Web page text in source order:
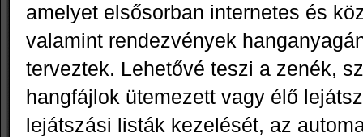
amelyet elsősorban internetes és
valamint rendezvények
terveztek. Lehetővé teszi a zenék,
hangfájlok ütemezett vagy élő
lejátszási listák kezelését, az